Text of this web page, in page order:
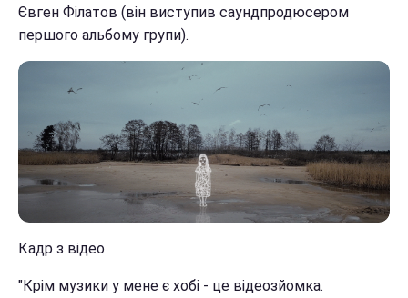
Євген Філатов (він виступив саундпродюсером
першого альбому групи).
Кадр з відео
"Крім музики у мене є хобі - це відеозйомка.